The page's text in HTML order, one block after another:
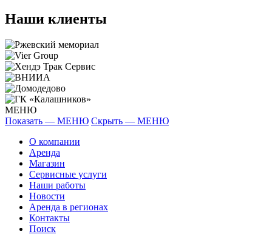
Наши клиенты
МЕНЮ
Показать — МЕНЮ Скрыть — МЕНЮ
О компании
Аренда
Магазин
Сервисные услуги
Наши работы
Новости
Аренда в регионах
Контакты
Поиск